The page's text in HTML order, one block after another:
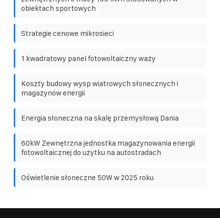
obiektach sportowych
Strategie cenowe mikrosieci
1 kwadratowy panel fotowoltaiczny waży
Koszty budowy wysp wiatrowych słonecznych i
magazynów energii
Energia słoneczna na skalę przemysłową Dania
60kW Zewnętrzna jednostka magazynowania energii
fotowoltaicznej do użytku na autostradach
Oświetlenie słoneczne 50W w 2025 roku